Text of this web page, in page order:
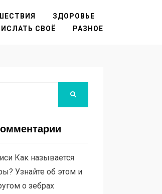
ЗДОРОВЬЕ
СВОЁ РАЗНОЕ
Как называется
Узнайте об этом и
о зебрах